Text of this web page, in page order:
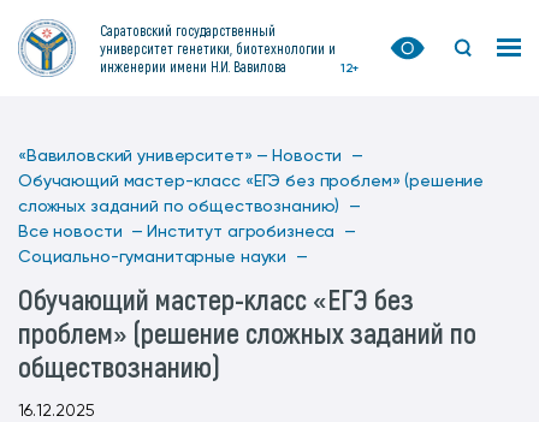
Саратовский государственный
университет генетики, биотехнологии и
инженерии имени Н.И. Вавилова
12+
«Вавиловский университет» — Новости —
Обучающий мастер-класс «ЕГЭ без проблем» (решение
сложных заданий по обществознанию) —
Все новости — Институт агробизнеса —
Социально-гуманитарные науки —
Обучающий мастер-класс «ЕГЭ без
проблем» (решение сложных заданий по
обществознанию)
16.12.2025